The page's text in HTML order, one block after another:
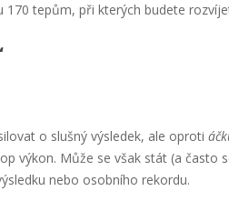
170 tepům, při kterých budete
o slušný výsledek, ale oproti
výkon. Může se však stát (a často
nebo osobního rekordu.